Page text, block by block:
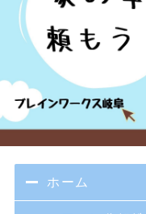
ホーム